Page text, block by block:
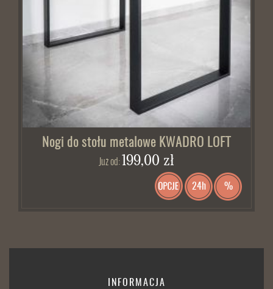
Nogi do stołu metalowe KWADRO LOFT
Już od:199,00 zł
24h %
INFORMACJA